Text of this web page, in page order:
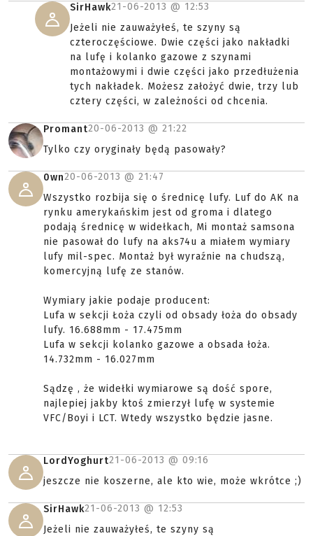
SirHawk21-06-2013 @ 12:53
Jeżeli nie zauważyłeś, te szyny są
czteroczęściowe. Dwie części jako nakładki
na lufę i kolanko gazowe z szynami
montażowymi i dwie części jako przedłużenia
tych nakładek. Możesz założyć dwie, trzy lub
cztery części, w zależności od chcenia.
Promant20-06-2013 @ 21:22
Tylko czy oryginały będą pasowały?
0wn20-06-2013 @ 21:47
Wszystko rozbija się o średnicę lufy. Luf do AK na
rynku amerykańskim jest od groma i dlatego
podają średnicę w widełkach, Mi montaż samsona
nie pasował do lufy na aks74u a miałem wymiary
lufy mil-spec. Montaż był wyraźnie na chudszą,
komercyjną lufę ze stanów.
Wymiary jakie podaje producent:
Lufa w sekcji Łoża czyli od obsady łoża do obsady
lufy. 16.688mm - 17.475mm
Lufa w sekcji kolanko gazowe a obsada łoża.
14.732mm - 16.027mm
Sądzę , że widełki wymiarowe są dość spore,
najlepiej jakby ktoś zmierzył lufę w systemie
VFC/Boyi i LCT. Wtedy wszystko będzie jasne.
LordYoghurt21-06-2013 @ 09:16
jeszcze nie koszerne, ale kto wie, może wkrótce ;)
SirHawk21-06-2013 @ 12:53
Jeżeli nie zauważyłeś, te szyny są